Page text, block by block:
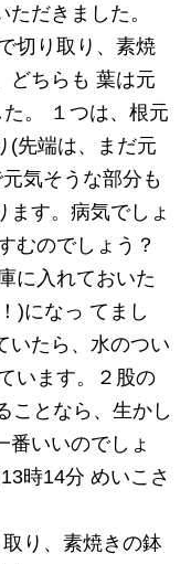
だきました。
切り取り、素焼
どちらも 葉は元
。 １つは、根元
(先端は、まだ元
気そうな部分も
ます。病気でしょ
むのでしょう？
に入れておいた
)になっ てまし
いたら、水のつい
います。２股の
ことなら、生かし
番いいのでしょ
時14分 めいこさ
り、素焼きの鉢